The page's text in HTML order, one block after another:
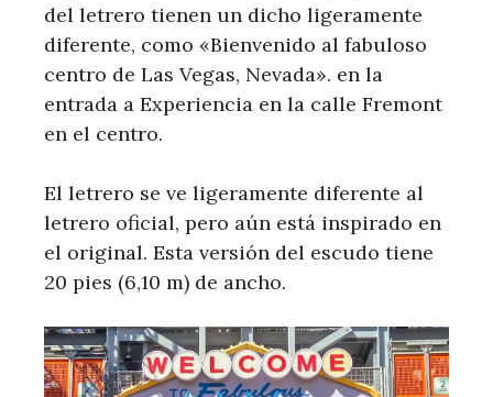
del letrero tienen un dicho ligeramente
diferente, como «Bienvenido al fabuloso
centro de Las Vegas, Nevada». en la
entrada a Experiencia en la calle Fremont
en el centro.
El letrero se ve ligeramente diferente al
letrero oficial, pero aún está inspirado en
el original. Esta versión del escudo tiene
20 pies (6,10 m) de ancho.